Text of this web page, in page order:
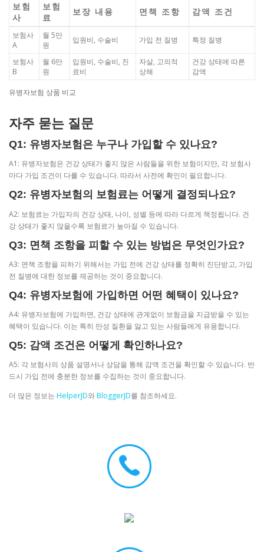
유병자보험 상품 비교
보험
사
보험
료
보장 내용 면책 조항 감액 조건
보험사
A
월 5만
원
입원비, 수술비 가입 전 질병 특정 질병
보험사
B
월 6만
원
입원비, 수술비, 진
료비
자살, 고의적
상해
건강 상태에 따른
감액
자주 묻는 질문
Q1: 유병자보험은 누구나 가입할 수 있나요?
A1: 유병자보험은 건강 상태가 좋지 않은 사람들을 위한 보험이지만, 각 보험사
마다 가입 조건이 다를 수 있습니다. 따라서 사전에 확인이 필요합니다.
Q2: 유병자보험의 보험료는 어떻게 결정되나요?
A2: 보험료는 가입자의 건강 상태, 나이, 성별 등에 따라 다르게 책정됩니다. 건
강 상태가 좋지 않을수록 보험료가 높아질 수 있습니다.
Q3: 면책 조항을 피할 수 있는 방법은 무엇인가요?
A3: 면책 조항을 피하기 위해서는 가입 전에 건강 상태를 정확히 진단받고, 가입
전 질병에 대한 정보를 제공하는 것이 중요합니다.
Q4: 유병자보험에 가입하면 어떤 혜택이 있나요?
A4: 유병자보험에 가입하면, 건강 상태에 관계없이 보험금을 지급받을 수 있는
혜택이 있습니다. 이는 특히 만성 질환을 앓고 있는 사람들에게 유용합니다.
Q5: 감액 조건은 어떻게 확인하나요?
A5: 각 보험사의 상품 설명서나 상담을 통해 감액 조건을 확인할 수 있습니다. 반
드시 가입 전에 충분한 정보를 수집하는 것이 중요합니다.
더 많은 정보는 HelperJD와BloggerJD를 참조하세요.